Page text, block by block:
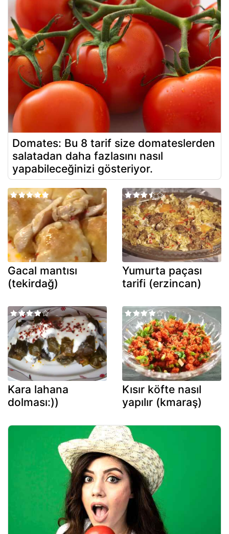
Domates: Bu 8 tarif size domateslerden
salatadan daha fazlasını nasıl
yapabileceğinizi gösteriyor.
Gacal mantısı
(tekirdağ)
Yumurta paçası
tarifi (erzincan)
Kara lahana
dolması:))
Kısır köfte nasıl
yapılır (kmaraş)